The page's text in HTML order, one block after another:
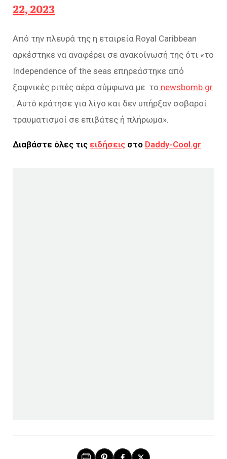
22, 2023
Από την πλευρά της η εταιρεία Royal Caribbean
αρκέστηκε να αναφέρει σε ανακοίνωσή της ότι «το
Independence of the seas επηρεάστηκε από
ξαφνικές ριπές αέρα σύμφωνα με το newsbomb.gr
. Αυτό κράτησε για λίγο και δεν υπήρξαν σοβαροί
τραυματισμοί σε επιβάτες ή πλήρωμα».
Διαβάστε όλες τις ειδήσεις στο Daddy-Cool.gr